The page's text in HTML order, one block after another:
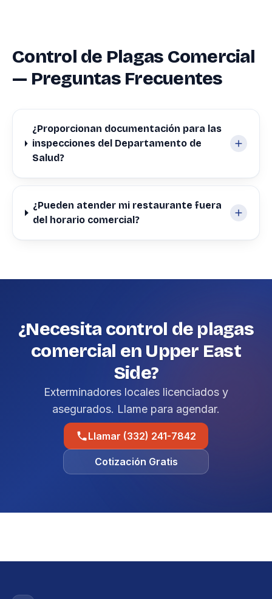
Control de Plagas Comercial
— Preguntas Frecuentes
¿Proporcionan documentación para las
inspecciones del Departamento de
Salud?
¿Pueden atender mi restaurante fuera
del horario comercial?
¿Necesita control de plagas
comercial en Upper East
Side?
Exterminadores locales licenciados y
asegurados. Llame para agendar.
Llamar (332) 241-7842
Cotización Gratis